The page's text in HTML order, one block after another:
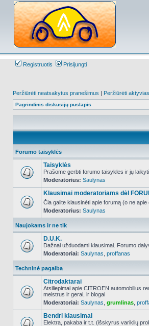
Registruotis Prisijungti
Peržiūrėti neatsakytus pranešimus | Peržiūrėti
Pagrindinis diskusijų puslapis
Forumo taisyklės
NO_UNREAD_POSTS
Taisyklės
Prašome gerbti forumo taisykles ir jų
Moderatorius: Saulynas
NO_UNREAD_POSTS
Klausimai moderatoriams dėl
Čia galite klausinėti apie forumą (o ne
Moderatorius: Saulynas
Naujokams ir ne tik
NO_UNREAD_POSTS
D.U.K.
Dažnai užduodami klausimai. Forumo
Moderatoriai: Saulynas proffanas
Techninė pagalba
NO_UNREAD_POSTS
Citrodaktarai
Atsiliepimai apie CITROEN automobilius
meistrus ir gerai, ir blogai
Moderatoriai: Saulynas grumlinas
Bendri klausimai
Elektra, pakaba ir t.t. (išskyrus variklių